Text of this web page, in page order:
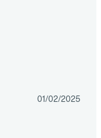
01/02/2025